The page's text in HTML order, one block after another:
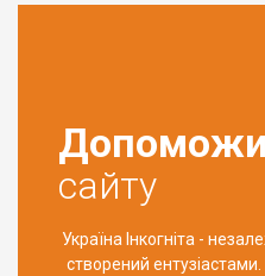
Допоможи
сайту
Україна Інкогніта -
створений